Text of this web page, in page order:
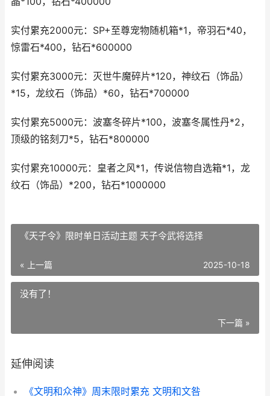
实付累充2000元：SP+至尊宠物随机箱*1，帝羽石*40，
惊雷石*400，钻石*600000
实付累充3000元：灭世牛魔碎片*120，神纹石（饰品）
*15，龙纹石（饰品）*60，钻石*700000
实付累充5000元：波塞冬碎片*100，波塞冬属性丹*2，
顶级的铭刻刀*5，钻石*800000
实付累充10000元：皇者之风*1，传说信物自选箱*1，龙
纹石（饰品）*200，钻石*1000000
《天子令》限时单日活动主题 天子令武将选择
« 上一篇 2025-10-18
没有了！
下一篇 »
延伸阅读
《文明和众神》周末限时累充 文明和文咎